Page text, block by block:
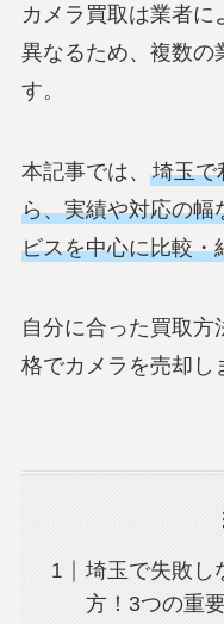
カメラ買取は業者
異なるため、複数の
す。
本記事では、 埼玉で
ら、実績や対応の幅
ビスを中心に比較・
自分に合った買取方
格でカメラを売却し
埼玉で失敗し
方！3つの重